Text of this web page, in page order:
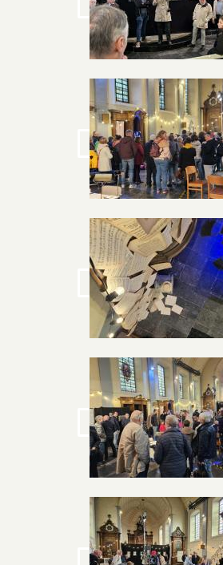
Image
Image
Image
Image